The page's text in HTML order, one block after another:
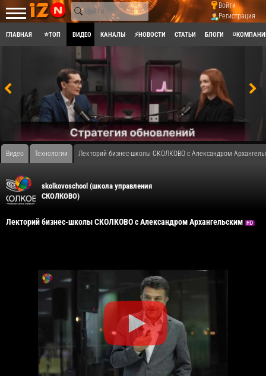
Войти
Регистрация
ГЛАВНАЯ ⭐ТОП ВИДЕО КАНАЛЫ ⚡НОВОСТИ СТАТЬИ БЛОГИ
Видео Технологии Лекторий бизнес-школы СКОЛКОВО с Александром
skolkovoschool (школа управления
СКОЛКОВО)
Лекторий бизнес-школы СКОЛКОВО с Александром Архангельским HD